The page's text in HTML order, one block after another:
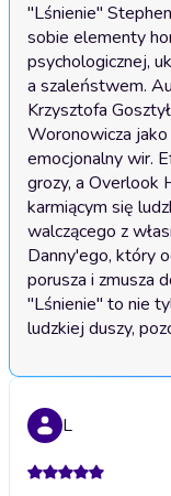
"Lśnienie"
sobie elementy
psychologicznej,
a szaleństwem.
Krzysztofa
Woronowicza jako
emocjonalny wir.
grozy, a Overlook
karmiącym się
walczącego z
Danny'ego, który
porusza i zmusza
"Lśnienie" to nie
L